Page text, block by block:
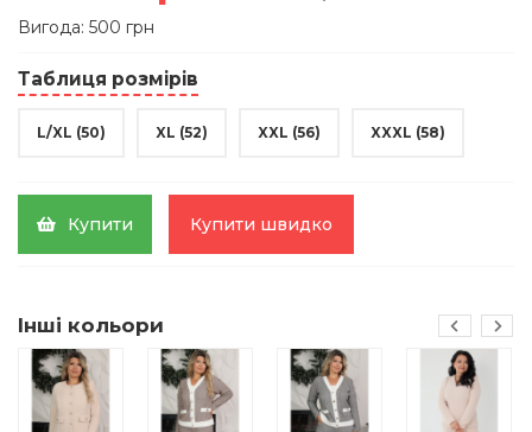
Вигода: 500 грн
Таблиця розмірів
L/XL (50) XL (52) XXL (56) XXXL (58)
Купити Купити швидко
Інші кольори